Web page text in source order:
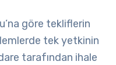
göre tekliflerin
tek yetkinin
tarafından ihale